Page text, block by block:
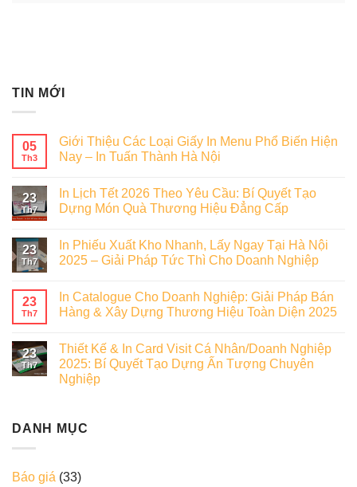
TIN MỚI
05
Th3
Giới Thiệu Các Loại Giấy In Menu Phổ Biến Hiện
Nay – In Tuấn Thành Hà Nội
23
Th7
In Lịch Tết 2026 Theo Yêu Cầu: Bí Quyết Tạo
Dựng Món Quà Thương Hiệu Đẳng Cấp
23
Th7
In Phiếu Xuất Kho Nhanh, Lấy Ngay Tại Hà Nội
2025 – Giải Pháp Tức Thì Cho Doanh Nghiệp
23
Th7
In Catalogue Cho Doanh Nghiệp: Giải Pháp Bán
Hàng & Xây Dựng Thương Hiệu Toàn Diện 2025
23
Th7
Thiết Kế & In Card Visit Cá Nhân/Doanh Nghiệp
2025: Bí Quyết Tạo Dựng Ấn Tượng Chuyên
Nghiệp
DANH MỤC
Báo giá (33)